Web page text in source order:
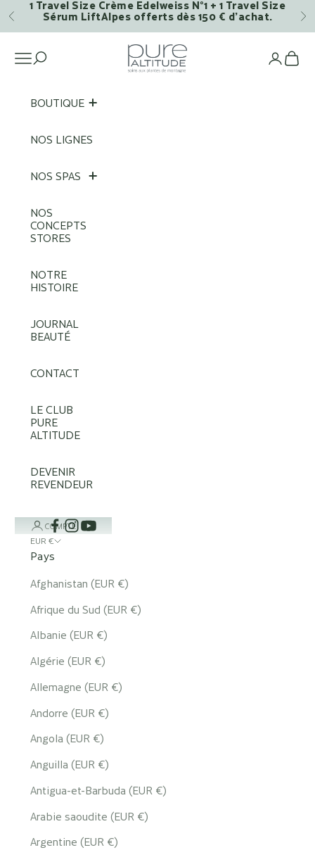
Passer au contenu
Précédent
1 Travel Size Crème Edelweiss N°1 + 1 Travel Size
Sérum LiftAlpes offerts dès 150 € d’achat.
Pure Altitude
Ouvrir la navigation
BOUTIQUE
NOS LIGNES
NOS SPAS
NOS
CONCEPTS
STORES
NOTRE
HISTOIRE
JOURNAL
BEAUTÉ
CONTACT
LE CLUB
PURE
ALTITUDE
DEVENIR
REVENDEUR
COMPTE
EUR €
Pays
Afghanistan (EUR €)
Afrique du Sud (EUR €)
Albanie (EUR €)
Algérie (EUR €)
Allemagne (EUR €)
Andorre (EUR €)
Angola (EUR €)
Anguilla (EUR €)
Antigua-et-Barbuda (EUR €)
Arabie saoudite (EUR €)
Argentine (EUR €)